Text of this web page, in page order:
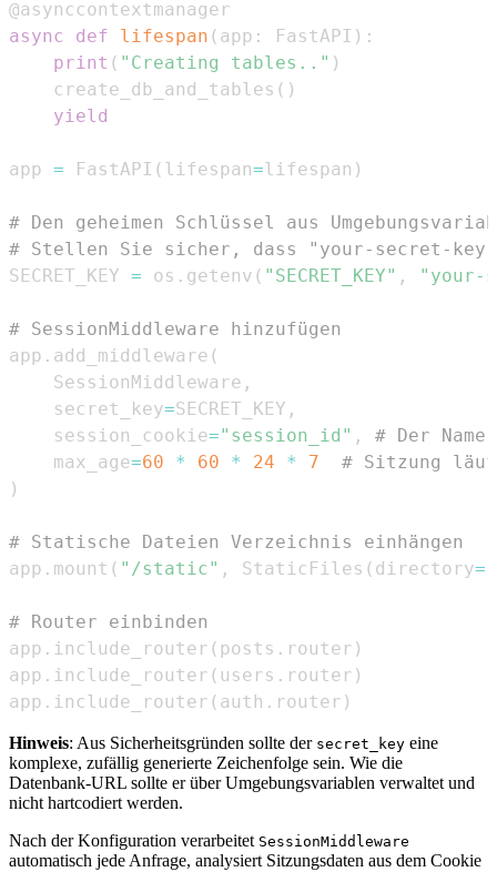
@asynccontextmanager
async
def lifespan ( app : FastAPI ) :
print ( "Creating tables.." )
    create_db_and_tables
( )
yield
app = FastAPI ( lifespan=lifespan )
# Den geheimen Schlüssel aus
# Stellen Sie sicher, dass "your-secret-
SECRET_KEY = os . getenv ( "SECRET_KEY" , "your-
# SessionMiddleware hinzufügen
app . add_middleware (
    SessionMiddleware
,
    secret_key
=SECRET_KEY ,
    session_cookie
="session_id" ,
# Der
    max_age
=60 * 60 * 24 * 7
# Sitzung
)
# Statische Dateien Verzeichnis einhängen
app . mount ( "/static" , StaticFiles ( directory=
# Router einbinden
app . include_router ( posts . router )
app . include_router ( users . router )
app . include_router ( auth . router )
Hinweis: Aus Sicherheitsgründen sollte der secret_key eine
komplexe, zufällig generierte Zeichenfolge sein. Wie die
Datenbank-URL sollte er über Umgebungsvariablen verwaltet und
nicht hartcodiert werden.
Nach der Konfiguration verarbeitet SessionMiddleware
automatisch jede Anfrage, analysiert Sitzungsdaten aus dem Cookie